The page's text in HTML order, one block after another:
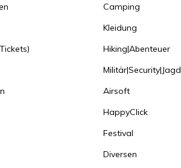
Camping
Kleidung
Hiking|Abenteuer
Militär|Security|Jagd
Airsoft
HappyClick
Festival
Diversen